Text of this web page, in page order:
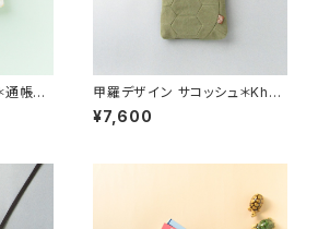
通帳ポ
地
甲羅デザイン サコッシュ＊Khak
i gray カーキグレー＊ ショルダ
ーバッグ〈亀甲〉
¥7,600